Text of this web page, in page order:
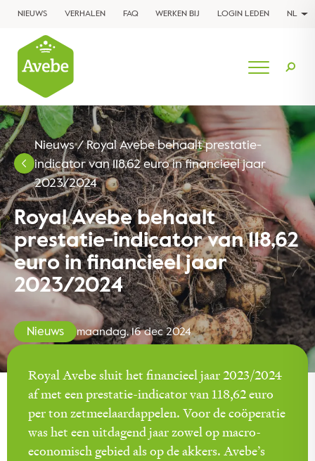
NIEUWS VERHALEN FAQ WERKEN BIJ LOGIN LEDEN NL
Nieuws/Royal Avebe behaalt prestatie-
indicator van 118,62 euro in financieel jaar
2023/2024
Royal Avebe behaalt
prestatie-indicator van 118,62
euro in financieel jaar
2023/2024
Nieuws maandag, 16 dec 2024
Royal Avebe sluit het financieel jaar 2023/2024
af met een prestatie-indicator van 118,62 euro
per ton zetmeelaardappelen. Voor de coöperatie
was het een uitdagend jaar zowel op macro-
economisch gebied als op de akkers. Avebe’s